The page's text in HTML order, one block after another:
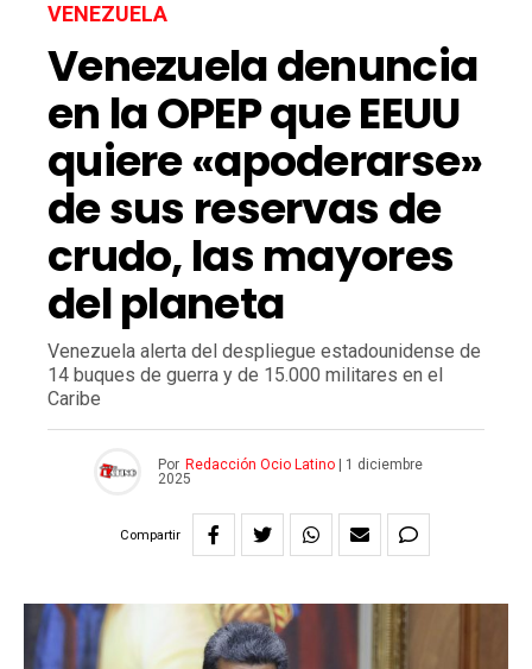
VENEZUELA
Venezuela denuncia
en la OPEP que EEUU
quiere «apoderarse»
de sus reservas de
crudo, las mayores
del planeta
Venezuela alerta del despliegue estadounidense de
14 buques de guerra y de 15.000 militares en el
Caribe
Por Redacción Ocio Latino
1 diciembre
2025
Compartir